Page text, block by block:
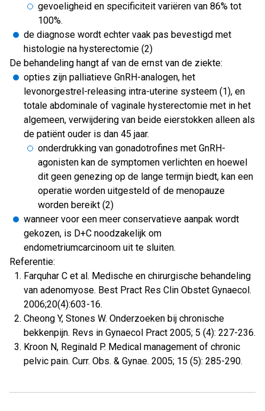
gevoeligheid en specificiteit variëren van 86% tot
100%.
de diagnose wordt echter vaak pas bevestigd met
histologie na hysterectomie (2)
De behandeling hangt af van de ernst van de ziekte:
opties zijn palliatieve GnRH-analogen, het
levonorgestrel-releasing intra-uterine systeem (1), en
totale abdominale of vaginale hysterectomie met in het
algemeen, verwijdering van beide eierstokken alleen als
de patiënt ouder is dan 45 jaar.
onderdrukking van gonadotrofines met GnRH-
agonisten kan de symptomen verlichten en hoewel
dit geen genezing op de lange termijn biedt, kan een
operatie worden uitgesteld of de menopauze
worden bereikt (2)
wanneer voor een meer conservatieve aanpak wordt
gekozen, is D+C noodzakelijk om
endometriumcarcinoom uit te sluiten.
Referentie:
Farquhar C et al. Medische en chirurgische behandeling
van adenomyose. Best Pract Res Clin Obstet Gynaecol.
2006;20(4):603-16.
Cheong Y, Stones W. Onderzoeken bij chronische
bekkenpijn. Revs in Gynaecol Pract 2005; 5 (4): 227-236.
Kroon N, Reginald P. Medical management of chronic
pelvic pain. Curr. Obs. & Gynae. 2005; 15 (5): 285-290.